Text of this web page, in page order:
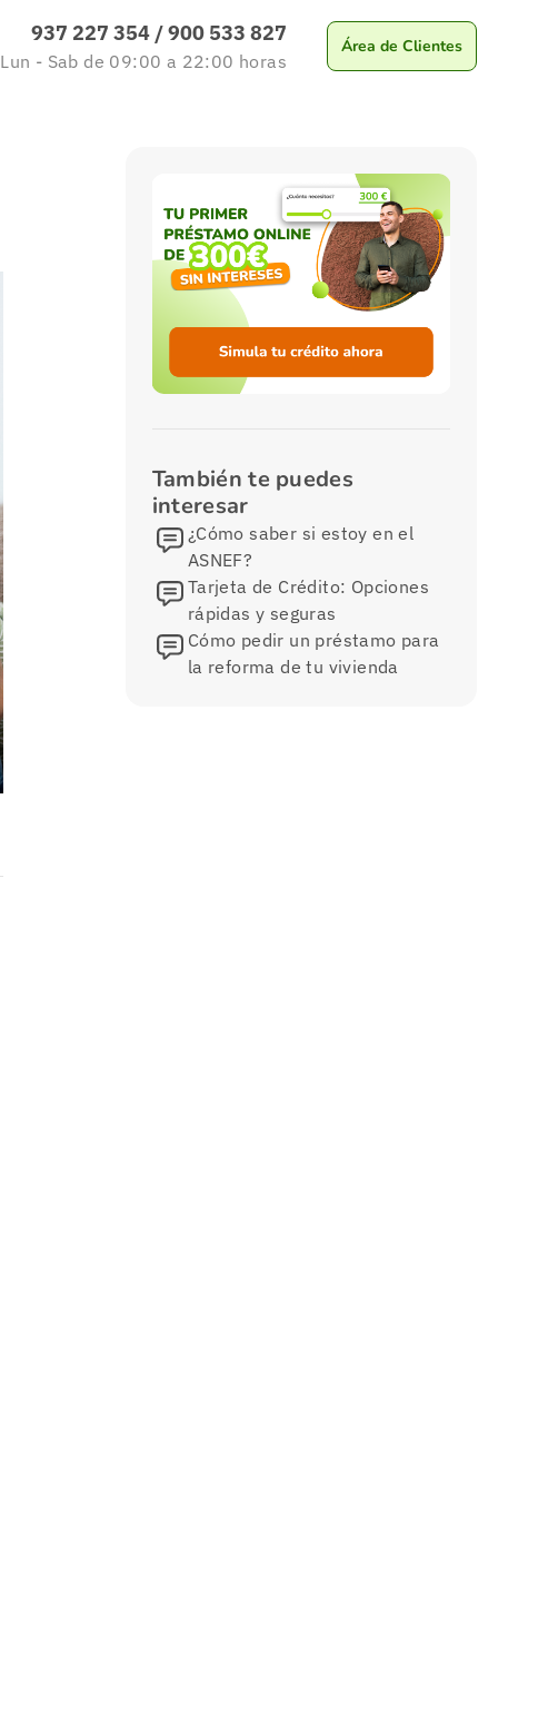
937 227 354 /900 533 827
Lun - Sab de 09:00 a 22:00 horas
Área de Clientes
También te puedes
interesar
¿Cómo saber si estoy en el
ASNEF?
Tarjeta de Crédito: Opciones
rápidas y seguras
Cómo pedir un préstamo para
la reforma de tu vivienda